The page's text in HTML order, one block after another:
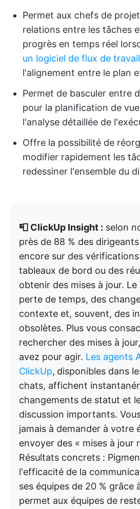
Permet aux chefs de
relations entre les tâches
progrès en temps réel
un logiciel de flux de travail
l'alignement entre le plan
Permet de basculer entre
pour la planification de
l'analyse détaillée de
Offre la possibilité de
modifier rapidement les
redessiner l'ensemble du
📮 ClickUp Insight : selon
près de 88 % des
encore sur des
tableaux de bord ou des
obtenir des mises à jour.
perte de temps, des
contexte et, souvent, des
obsolètes. Plus vous
rechercher des mises à
avez pour agir. Les agents
ClickUp, disponibles dans
chats, affichent
changements de statut et
discussion importants.
jamais à demander à votre
envoyer des « mises à jour
Résultats concrets :
l'efficacité de la
ses équipes de 20 % grâce
permet aux équipes de